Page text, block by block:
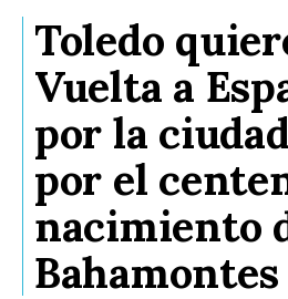
Toledo
Vuelta a
por la
por el
nacimiento
Bahamontes